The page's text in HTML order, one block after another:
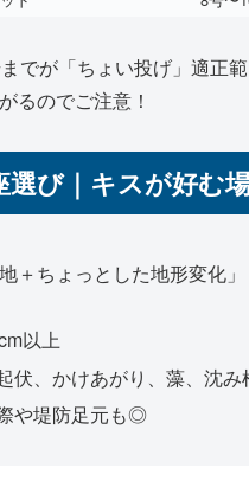
でが「ちょい投げ」適正
るのでご注意！
選び｜キスが好む
＋ちょっとした地形変化」
以上
伏、かけあがり、藻、沈み
や堤防足元も◎